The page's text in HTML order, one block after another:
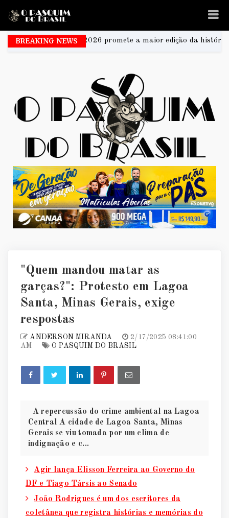
BREAKING NEWS
promete a maior edição da história e transforma Brasília
"Quem mandou matar as
garças?": Protesto em Lagoa
Santa, Minas Gerais, exige
respostas
ANDERSON MIRANDA
2/17/2025 08:41:00
AM
O PASQUIM DO BRASIL
A repercussão do crime ambiental na Lagoa
Central A cidade de Lagoa Santa, Minas
Gerais se viu tomada por um clima de
indignação e c...
Agir lança Elisson Ferreira ao Governo do
DF e Tiago Társis ao Senado
João Rodrigues é um dos escritores da
coletânea que registra histórias e memórias do